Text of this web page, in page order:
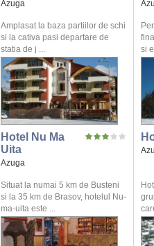
Azuga
Amplasat la baza partiilor de schi
si la cativa pasi departare de
statia de j ...
si
Hotel Nu Ma
Uita
Azuga
Situat la numai 5 km de Busteni
si la 35 km de Brasov, hotelul Nu-
ma-uita este ...